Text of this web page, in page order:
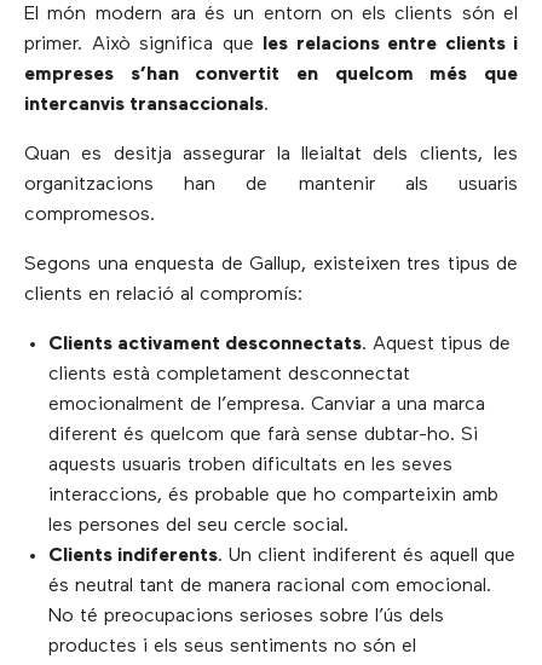
El món modern ara és un entorn on els clients són el
primer. Això significa que
les relacions entre clients i
empreses s’han convertit en quelcom més que
intercanvis transaccionals.
Quan es desitja assegurar la lleialtat dels clients, les
organitzacions han de mantenir als usuaris
compromesos.
Segons una enquesta de Gallup, existeixen tres tipus de
clients en relació al compromís:
Clients activament desconnectats. Aquest tipus de
clients està completament desconnectat
emocionalment de l’empresa. Canviar a una marca
diferent és quelcom que farà sense dubtar-ho. Si
aquests usuaris troben dificultats en les seves
interaccions, és probable que ho comparteixin amb
les persones del seu cercle social.
Clients indiferents. Un client indiferent és aquell que
és neutral tant de manera racional com emocional.
No té preocupacions serioses sobre l’ús dels
productes i els seus sentiments no són el